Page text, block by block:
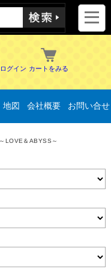
グイン カートをみる
地図 会社概要 お問い合せ
LOVE＆ABYSS～